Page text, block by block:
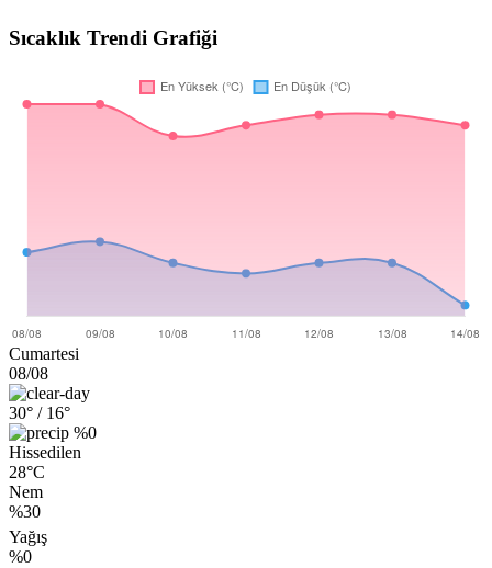
Sıcaklık Trendi Grafiği
Cumartesi
08/08
30° / 16°
%0
Hissedilen
28°C
Nem
%30
Yağış
%0